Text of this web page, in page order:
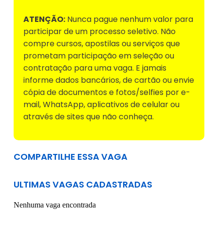
ATENÇÃO: Nunca pague nenhum valor para
participar de um processo seletivo. Não
compre cursos, apostilas ou serviços que
prometam participação em seleção ou
contratação para uma vaga. E jamais
informe dados bancários, de cartão ou envie
cópia de documentos e fotos/selfies por e-
mail, WhatsApp, aplicativos de celular ou
através de sites que não conheça.
COMPARTILHE ESSA VAGA
ULTIMAS VAGAS CADASTRADAS
Nenhuma vaga encontrada